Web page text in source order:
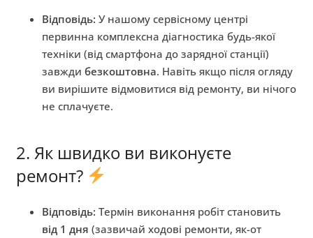
Відповідь: У нашому сервісному центрі
первинна комплексна діагностика будь-якої
техніки (від смартфона до зарядної станції)
завжди безкоштовна. Навіть якщо після огляду
ви вирішите відмовитися від ремонту, ви нічого
не сплачуєте.
2. Як швидко ви виконуєте
ремонт?
Відповідь: Термін виконання робіт становить
від 1 дня (зазвичай ходові ремонти, як-от